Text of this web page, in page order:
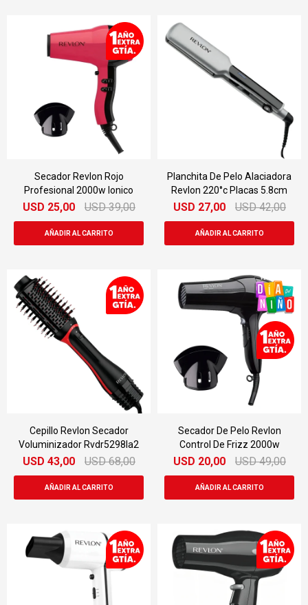
Secador Revlon Rojo
Profesional 2000w Ionico
USD 25,00 USD 39,00
Planchita De Pelo Alaciadora
Revlon 220°c Placas 5.8cm
USD 27,00 USD 42,00
Cepillo Revlon Secador
Voluminizador Rvdr5298la2
USD 43,00 USD 68,00
Secador De Pelo Revlon
Control De Frizz 2000w
USD 20,00 USD 49,00